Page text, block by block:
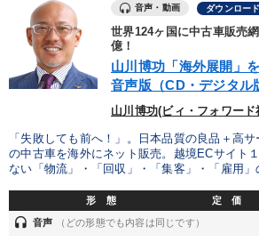
音声・動画 ダウンロー
世界124ヶ国に中古車販売
億！
山川博功「海外展開」
音声版（CD・デジタル
山川博功(ビィ・フォワード
「失敗しても前へ！」。日本品質の良品＋高
の中古車を海外にネット販売。越境ECサイト
ない「物流」・「回収」・「集客」・「雇用
形 態 定 価
headset 音声 （どの形態でも内容は同じです）